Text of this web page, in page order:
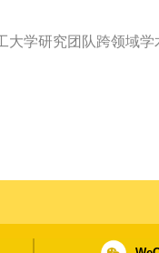
大学研究团队跨领域